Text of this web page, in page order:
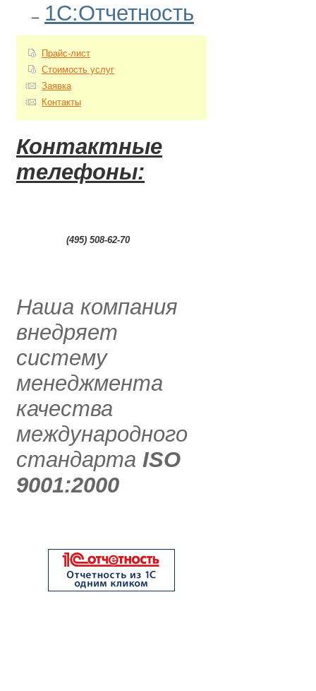
1С:Отчетность
Прайс-лист
Стоимость услуг
Заявка
Контакты
Контактные
телефоны:
(495) 508-62-70
Наша компания
внедряет
систему
менеджмента
качества
международного
стандарта ISO
9001:2000